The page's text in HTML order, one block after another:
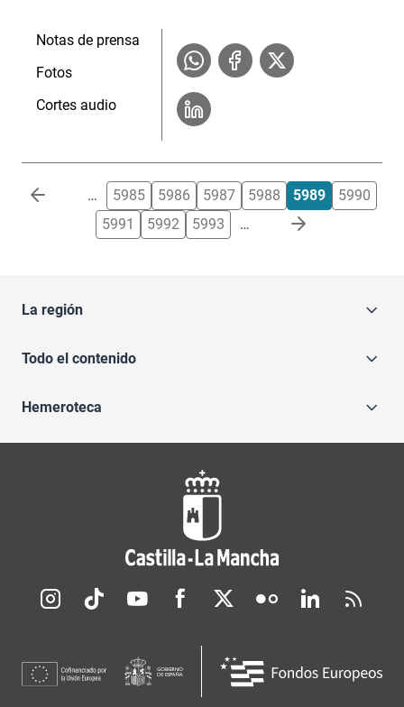
Notas de prensa
Fotos
Cortes audio
Paginación … 5985 5986 5987 5988 5989
5990
5991
5992 5993 …
La región
Todo el contenido
Hemeroteca
Redes sociales JCCM